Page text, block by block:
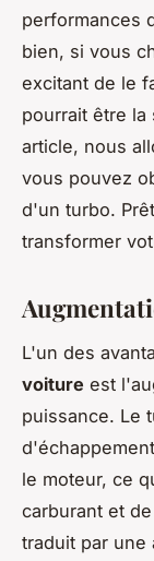
performances
bien, si vous
excitant de le
pourrait être
article, nous
vous pouvez
d'un turbo.
transformer
L'un des
voiture est l'
puissance. Le
le moteur, ce
carburant et
traduit par une